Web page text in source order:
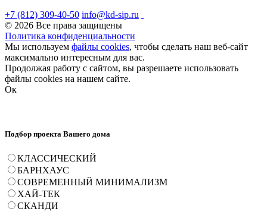
+7 (812) 309-40-50 info@kd-sip.ru
© 2026 Все права защищены
Политика конфиденциальности
Мы используем файлы cookies, чтобы сделать наш веб-сайт
максимально интересным для вас.
Продолжая работу с сайтом, вы разрешаете использовать
файлы cookies на нашем сайте.
Ок
Подбор проекта Вашего дома
КЛАССИЧЕСКИЙ
БАРНХАУС
СОВРЕМЕННЫЙ МИНИМАЛИЗМ
ХАЙ-ТЕК
СКАНДИ